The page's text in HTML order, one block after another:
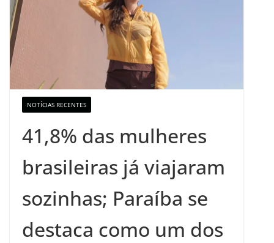
NOTÍCIAS RECENTES
41,8% das mulheres
brasileiras já viajaram
sozinhas; Paraíba se
destaca como um dos